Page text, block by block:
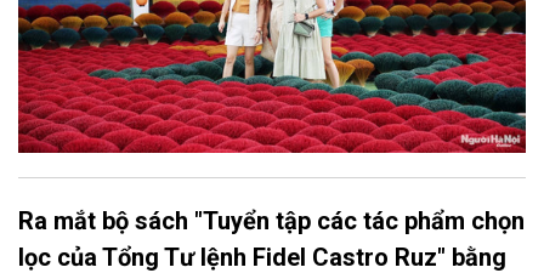
Ra mắt bộ sách "Tuyển tập các tác phẩm chọn
lọc của Tổng Tư lệnh Fidel Castro Ruz" bằng